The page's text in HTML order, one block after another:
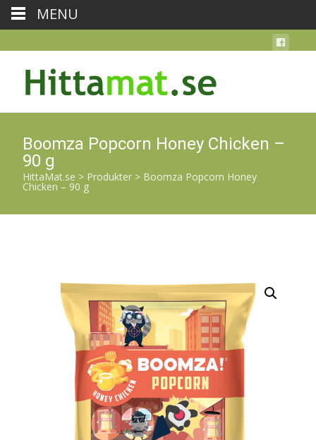
Boomza Popcorn Honey Chicken –
90 g
HittaMat.se > Produkter > Boomza Popcorn Honey
Chicken – 90 g
MENU